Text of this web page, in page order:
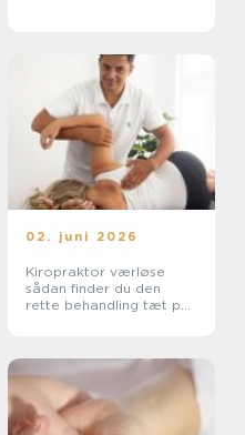
02. juni 2026
Kiropraktor værløse
sådan finder du den
rette behandling tæt på